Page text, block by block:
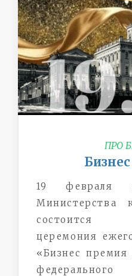
ПРО
19 февраля
Министерства
состоится
церемония
«Бизнес